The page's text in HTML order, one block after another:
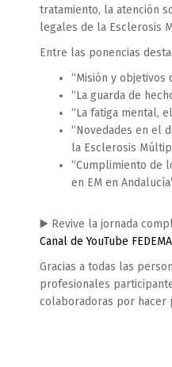
tratamiento, la atención
legales de la Esclerosis
Entre las ponencias
“Misión y objetivos
“La guarda de
“La fatiga mental,
“Novedades en el
la Esclerosis
“Cumplimiento de
en EM en
▶️ Revive la jornada
Canal de YouTube FEDEMA
Gracias a todas las
profesionales
colaboradoras por hacer